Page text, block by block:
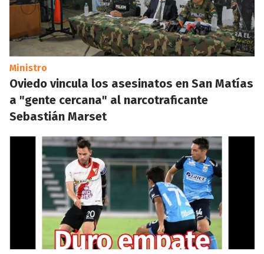
Ministro
Oviedo vincula los asesinatos en San Matías
a "gente cercana" al narcotraficante
Sebastián Marset